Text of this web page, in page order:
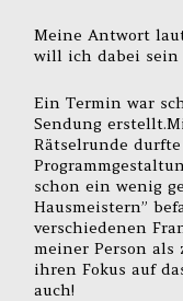
Meine Antwort
will ich dabei sein
Ein Termin war
Sendung
Rätselrunde
schon ein wenig
Hausmeistern”
verschiedenen
meiner Person als
ihren Fokus auf
auch!